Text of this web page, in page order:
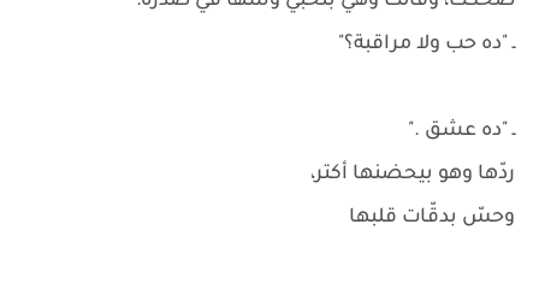
ـ "ده حب ولا مراقبة؟"
ـ "ده عشق ."
ردّها وهو بيحضنها أكتر،
وحسّ بدقّات قلبها